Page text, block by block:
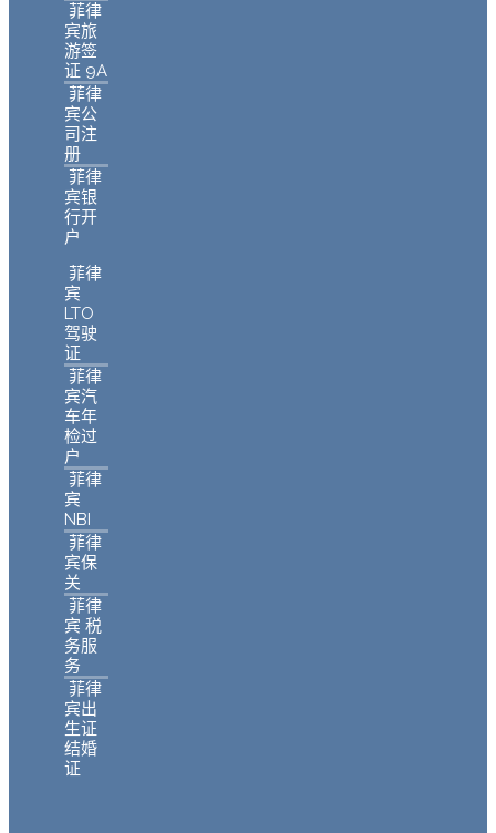
菲律
宾旅
游签
证 9A
菲律
宾公
司注
册
菲律
宾银
行开
户
菲律
宾
LTO
驾驶
证
菲律
宾汽
车年
检过
户
菲律
宾
NBI
菲律
宾保
关
菲律
宾 税
务服
务
菲律
宾出
生证
结婚
证